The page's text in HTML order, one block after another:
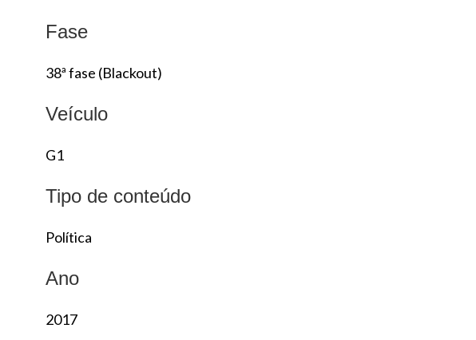
Fase
38ª fase (Blackout)
Veículo
G1
Tipo de conteúdo
Política
Ano
2017